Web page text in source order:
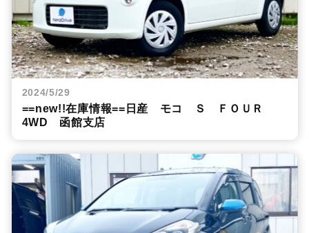
2024/5/29
==new!!在庫情報==日産 モコ Ｓ ＦＯＵＲ
4WD 函館支店